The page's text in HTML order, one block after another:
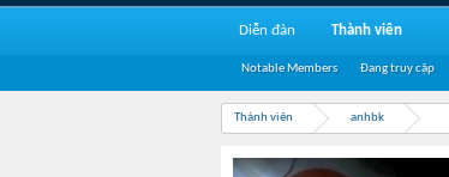
Thành viên anhbk
Diễn đàn Thành viên
Notable Members Đang truy cập